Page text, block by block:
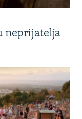
neprijatelja